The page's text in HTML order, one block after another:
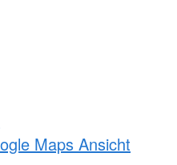
Maps Ansicht